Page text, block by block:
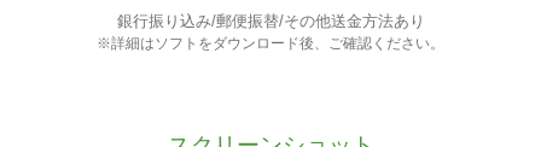
銀行振り込み/郵便振替/その他送金方法あり
※詳細はソフトをダウンロード後、ご確認ください。